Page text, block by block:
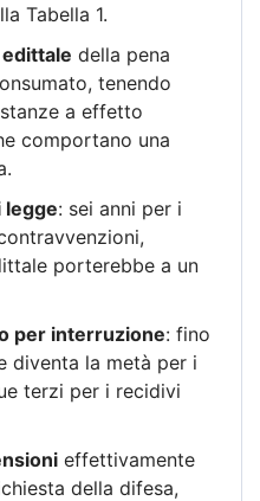
Tabella 1.
della pena
tenendo
a effetto
comportano una
legge: sei anni per i
porterebbe a un
per interruzione: fino
diventa la metà per i
terzi per i recidivi
effettivamente
della difesa,